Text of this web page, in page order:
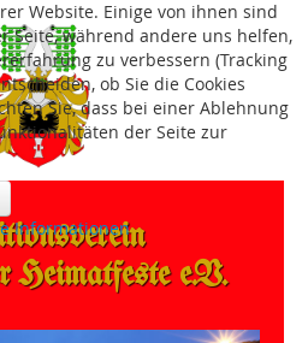
Heimatfeste e.V.
Website. Einige von ihnen sind
Seite, während andere uns helfen,
zu verbessern (Tracking
ob Sie die Cookies
Sie, dass bei einer Ablehnung
der Seite zur
Informationen